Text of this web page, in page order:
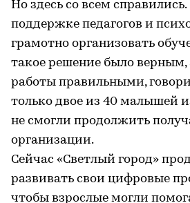
Но здесь со всем
поддержке педагогов и
грамотно организовать
такое решение было
работы правильными,
только двое из 40 малышей
не смогли продолжить
организации.
Сейчас «Светлый город»
развивать свои цифровые
чтобы взрослые могли